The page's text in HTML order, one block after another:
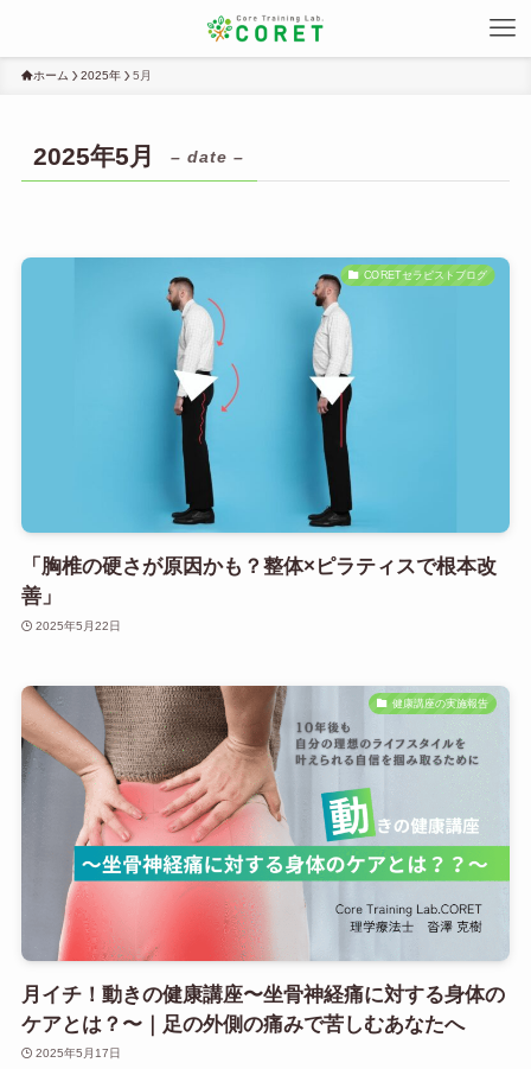
ホーム 2025年 5月
2025年5月 – date –
CORETセラピストブログ
「胸椎の硬さが原因かも？整体×ピラティスで根本改
善」
2025年5月22日
健康講座の実施報告
月イチ！動きの健康講座〜坐骨神経痛に対する身体の
ケアとは？〜｜足の外側の痛みで苦しむあなたへ
2025年5月17日